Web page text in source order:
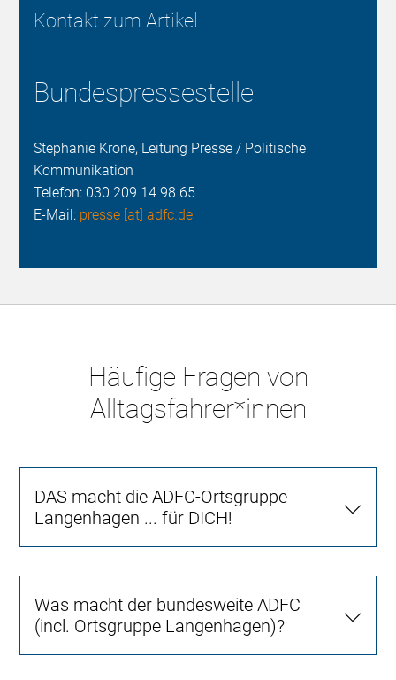
Kontakt zum Artikel
Bundespressestelle
Stephanie Krone, Leitung Presse / Politische
Kommunikation
Telefon: 030 209 14 98 65
E-Mail: presse [at] adfc.de
Häufige Fragen von
Alltagsfahrer*innen
DAS macht die ADFC-Ortsgruppe
Langenhagen ... für DICH!
Was macht der bundesweite ADFC
(incl. Ortsgruppe Langenhagen)?